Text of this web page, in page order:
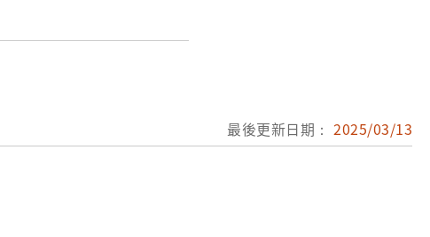
。1886年，原任蔴阿北
依光緒十二年十二月廿
新竹縣札文所載，陳鳴
比厘沒有卸任千總之職
總，1895年後存藏不
承，至潘再賜（1920-2
最後更新日期： 2025/03/13